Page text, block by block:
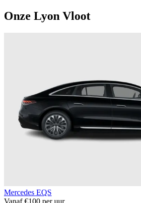
Onze Lyon Vloot
Mercedes EQS
Vanaf €100 per uur